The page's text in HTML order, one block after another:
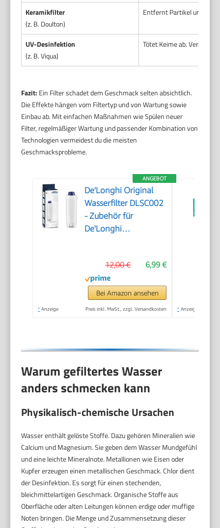
Keramikfilter
(z. B. Doulton)
Entfernt Partikel und
UV-Desinfektion
(z. B. Viqua)
Tötet Keime ab.
Fazit: Ein Filter schadet dem Geschmack selten absichtlich.
Die Effekte hängen vom Filtertyp und von Wartung sowie
Einbau ab. Mit einfachen Maßnahmen wie Spülen neuer
Filter, regelmäßiger Wartung und passender Kombination von
Technologien vermeidest du die meisten
Geschmacksprobleme.
ANGEBOT
De'Longhi Original
Wasserfilter DLSC002
- Zubehör für
De'Longhi
Pflege und Schutz der
Maschine,optimiert
die Kaffeequalität und
schützt vor Kalk, 0.5
6,99 €
12,00 €
Bei Amazon ansehen
* Anzeige Preis inkl. MwSt., zzgl. Versandkosten * Anzeige
Warum gefiltertes Wasser
anders schmecken kann
Physikalisch-chemische Ursachen
Wasser enthält gelöste Stoffe. Dazu gehören Mineralien wie
Calcium und Magnesium. Sie geben dem Wasser Mundgefühl
und eine leichte Mineralnote. Metallionen wie Eisen oder
Kupfer erzeugen einen metallischen Geschmack. Chlor dient
der Desinfektion. Es sorgt für einen stechenden,
bleichmittelartigen Geschmack. Organische Stoffe aus
Oberfläche oder alten Leitungen können erdige oder muffige
Noten bringen. Die Menge und Zusammensetzung dieser